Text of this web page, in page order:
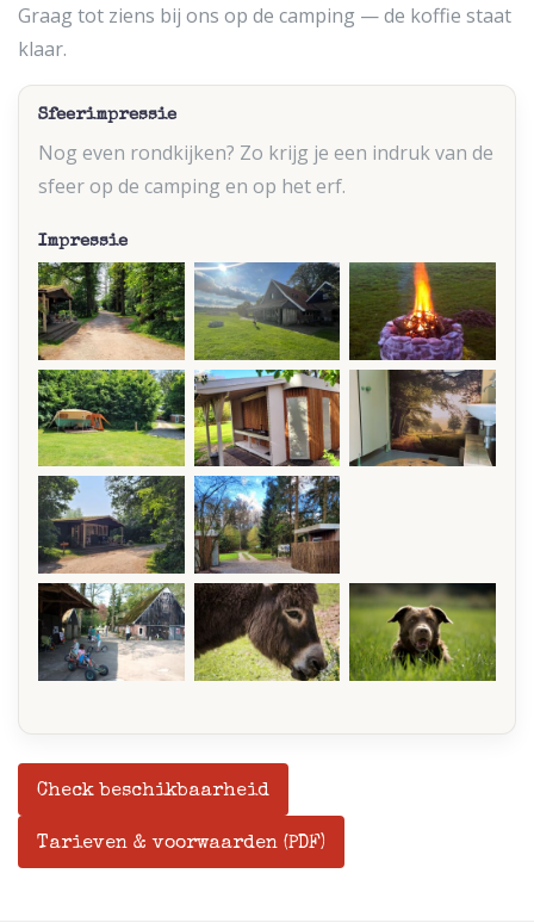
Graag tot ziens bij ons op de camping — de koffie staat
klaar.
Sfeerimpressie
Nog even rondkijken? Zo krijg je een indruk van de
sfeer op de camping en op het erf.
Impressie
Check beschikbaarheid
Tarieven & voorwaarden (PDF)